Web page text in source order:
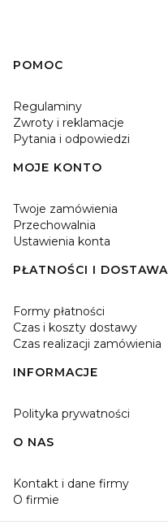
Linki w stopce
POMOC
Regulaminy
Zwroty i reklamacje
Pytania i odpowiedzi
MOJE KONTO
Twoje zamówienia
Przechowalnia
Ustawienia konta
PŁATNOŚCI I DOSTAWA
Formy płatności
Czas i koszty dostawy
Czas realizacji zamówienia
INFORMACJE
Polityka prywatności
O NAS
Kontakt i dane firmy
O firmie